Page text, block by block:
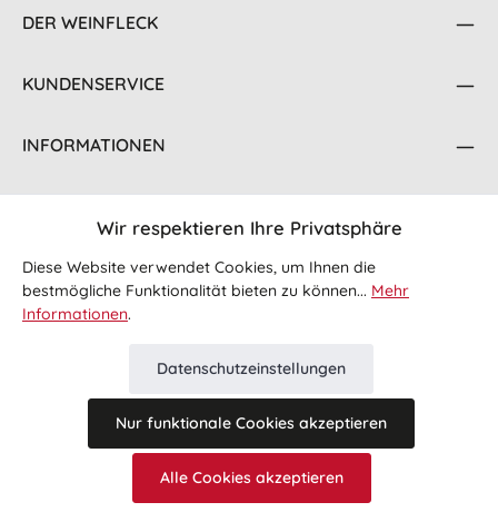
DER WEINFLECK
KUNDENSERVICE
INFORMATIONEN
FOLGE UNS
Alle Preise inkl. gesetzl. Mehrwertsteuer zzgl.Versandkosten
und ggf. Nachnahmegebühren, wenn nicht anders angegeben.
Wir respektieren Ihre Privatsphäre
Diese Website verwendet Cookies, um Ihnen die
bestmögliche Funktionalität bieten zu können... Mehr
Informationen.
Datenschutzeinstellungen
Nur funktionale Cookies akzeptieren
Alle Cookies akzeptieren